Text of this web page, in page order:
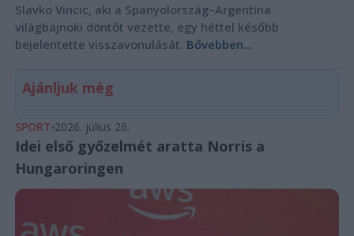
Slavko Vincic, aki a Spanyolország–Argentína
világbajnoki döntőt vezette, egy héttel később
bejelentette visszavonulását. Bővebben...
Ajánljuk még
SPORT 2026. július 26.
Idei első győzelmét aratta Norris a
Hungaroringen